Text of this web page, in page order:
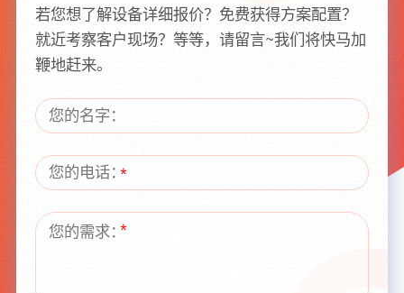
若您想了解设备详细报价？免费获得方案配置？
就近考察客户现场？等等，请留言~我们将快马加
鞭地赶来。